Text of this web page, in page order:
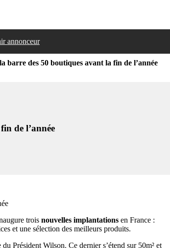
annonceur
barre des 50 boutiques avant la fin de l’année
de l’année
trois nouvelles implantations en France :
et une sélection des meilleurs produits.
Président Wilson. Ce dernier s’étend sur 50m² et